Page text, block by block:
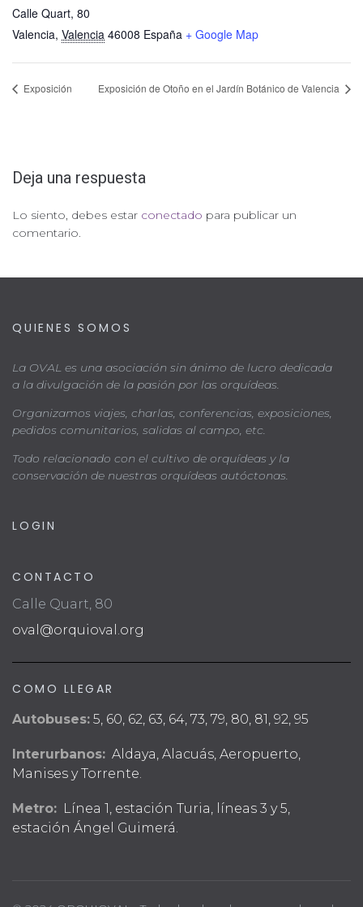
Calle Quart, 80
Valencia, Valencia 46008 España + Google Map
Exposición Exposición de Otoño en el Jardín Botánico de Valencia
Deja una respuesta
Lo siento, debes estar conectado para publicar un
comentario.
QUIENES SOMOS
La OVAL es una asociación sin ánimo de lucro dedicada
a la divulgación de la pasión por las orquídeas.
Organizamos viajes, charlas, conferencias, exposiciones,
pedidos comunitarios, salidas al campo, etc.
Todo relacionado con el cultivo de orquídeas y la
conservación de nuestras orquídeas autóctonas.
LOGIN
CONTACTO
Calle Quart, 80
oval@orquioval.org
COMO LLEGAR
Autobuses: 5, 60, 62, 63, 64, 73, 79, 80, 81, 92, 95
Interurbanos: Aldaya, Alacuás, Aeropuerto,
Manises y Torrente.
Metro: Línea 1, estación Turia, líneas 3 y 5,
estación Ángel Guimerá.